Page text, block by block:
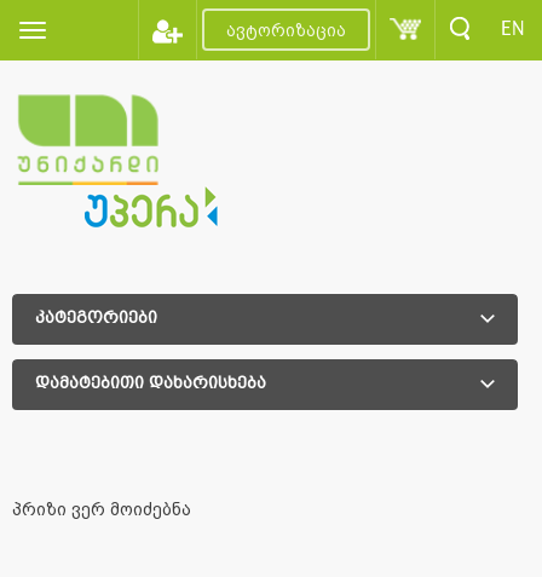
ავტორიზაცია EN
კატეგორიები
დამატებითი დახარისხება
პრიზი ვერ მოიძებნა